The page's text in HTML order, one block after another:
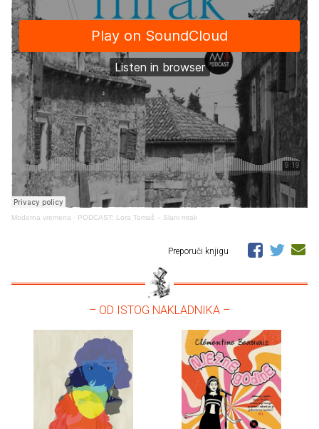
Moderna vremena · PODCAST: Lora Tomaš – Slani mrak
Preporuči knjigu
– OD ISTOG NAKLADNIKA –